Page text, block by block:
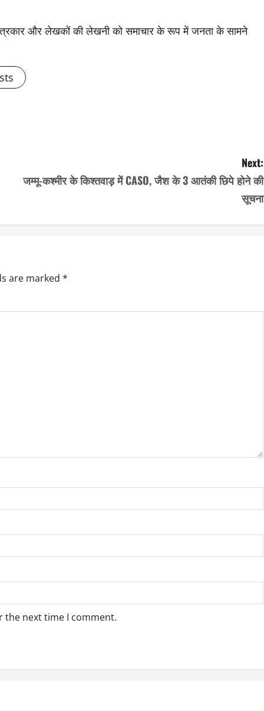
और लेखकों की लेखनी को समाचार के रूप में जनता के सामने
Next:
जम्मू-कश्मीर के किश्तवाड़ में CASO, जैश के 3 आतंकी छिपे होने की
सूचना
are marked *
the next time I comment.